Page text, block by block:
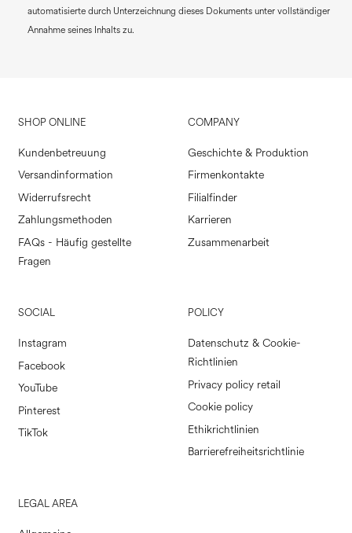
automatisierte durch Unterzeichnung dieses Dokuments unter vollständiger
Annahme seines Inhalts zu.
SHOP ONLINE
Kundenbetreuung
Versandinformation
Widerrufsrecht
Zahlungsmethoden
FAQs - Häufig gestellte
Fragen
COMPANY
Geschichte & Produktion
Firmenkontakte
Filialfinder
Karrieren
Zusammenarbeit
SOCIAL
Instagram
Facebook
YouTube
Pinterest
TikTok
POLICY
Datenschutz & Cookie-
Richtlinien
Privacy policy retail
Cookie policy
Ethikrichtlinien
Barrierefreiheitsrichtlinie
LEGAL AREA